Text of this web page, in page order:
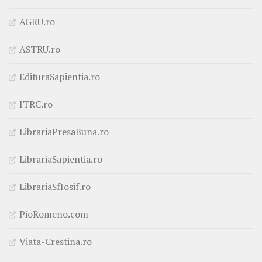
AGRU.ro
ASTRU.ro
EdituraSapientia.ro
ITRC.ro
LibrariaPresaBuna.ro
LibrariaSapientia.ro
LibrariaSfIosif.ro
PioRomeno.com
Viata-Crestina.ro